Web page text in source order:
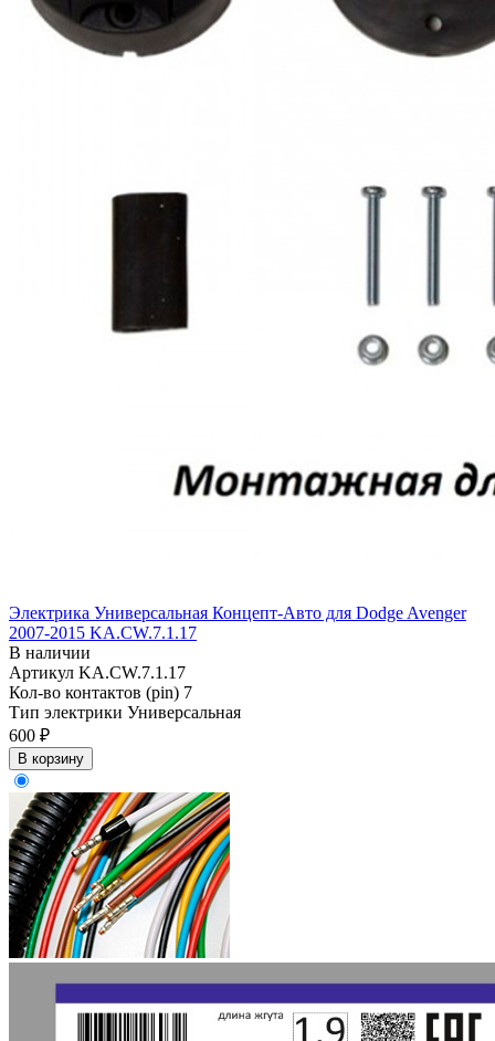
Электрика Универсальная Концепт-Авто для Dodge Avenger
2007-2015 KA.CW.7.1.17
В наличии
Артикул KA.CW.7.1.17
Кол-во контактов (pin) 7
Тип электрики Универсальная
600 ₽
В корзину